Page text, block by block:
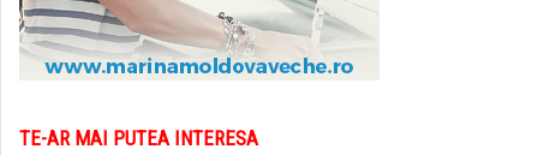
TE-AR MAI PUTEA INTERESA